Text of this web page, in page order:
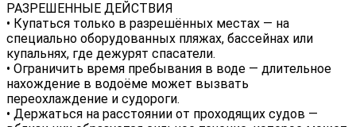
РАЗРЕШЕННЫЕ ДЕЙСТВИЯ
• Купаться только в разрешённых местах — на
специально оборудованных пляжах, бассейнах или
купальнях, где дежурят спасатели.
• Ограничить время пребывания в воде — длительное
нахождение в водоёме может вызвать
переохлаждение и судороги.
• Держаться на расстоянии от проходящих судов —